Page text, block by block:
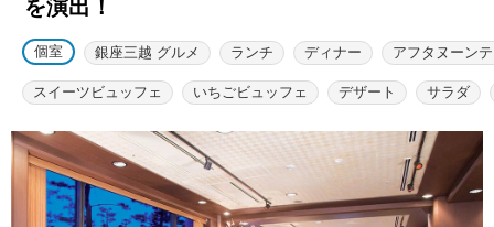
を演出！
個室 銀座三越 グルメ ランチ ディナー アフタヌーン
スイーツビュッフェ いちごビュッフェ デザート サラダ